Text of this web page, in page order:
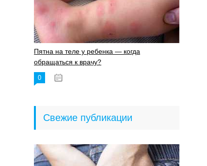
Пятна на теле у ребенка — когда
обращаться к врачу?
0
Свежие публикации